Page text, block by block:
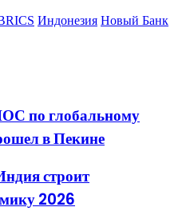
Индонезия Новый Банк
по глобальному
в Пекине
строит
2026